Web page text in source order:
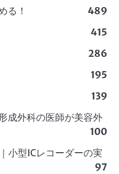
る！
489
415
286
195
139
成外科の医師が美容外
100
小型ICレコーダーの実
97